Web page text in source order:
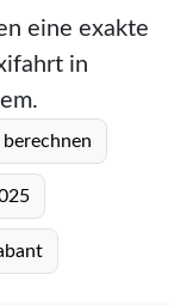
eine exakte
in